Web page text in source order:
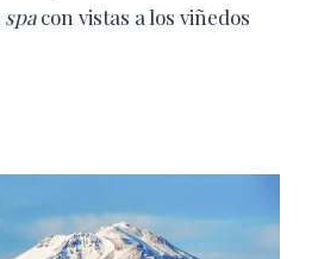
spacon vistas a los viñedos